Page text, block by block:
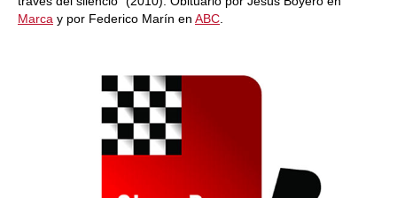
Marca y por Federico Marín en ABC